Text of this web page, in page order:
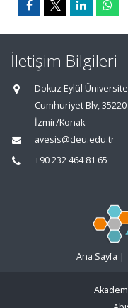
İletişim Bilgileri
Dokuz Eylül
Cumhuriyet Blv, 35220
İzmir/Konak
avesis@deu.edu.tr
+90 232 464 81 65
Ana Sayfa |